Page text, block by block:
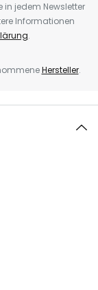
in jedem Newsletter
Informationen
.
Hersteller.